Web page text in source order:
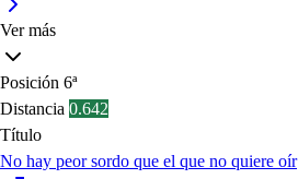
Ver más
Posición 6ª
Distancia 0.642
Título
No hay peor sordo que el que no quiere oír